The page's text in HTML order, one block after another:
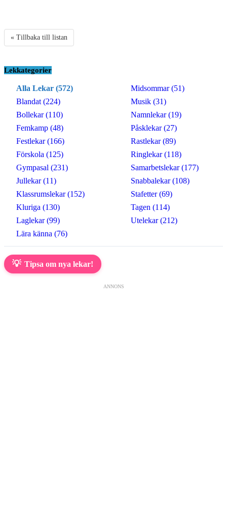
« Tillbaka till listan
Lekkategorier
Alla Lekar (572)
Blandat (224)
Bollekar (110)
Femkamp (48)
Festlekar (166)
Förskola (125)
Gympasal (231)
Jullekar (11)
Klassrumslekar (152)
Kluriga (130)
Laglekar (99)
Lära känna (76)
Midsommar (51)
Musik (31)
Namnlekar (19)
Påsklekar (27)
Rastlekar (89)
Ringlekar (118)
Samarbetslekar (177)
Snabbalekar (108)
Stafetter (69)
Tagen (114)
Utelekar (212)
💡 Tipsa om nya lekar!
ANNONS